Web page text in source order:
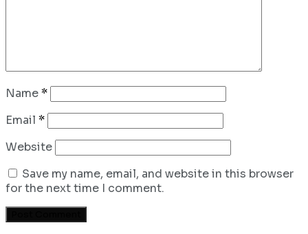
Name*
Email *
Website
Save my name, email, and website in this browser
for the next time I comment.